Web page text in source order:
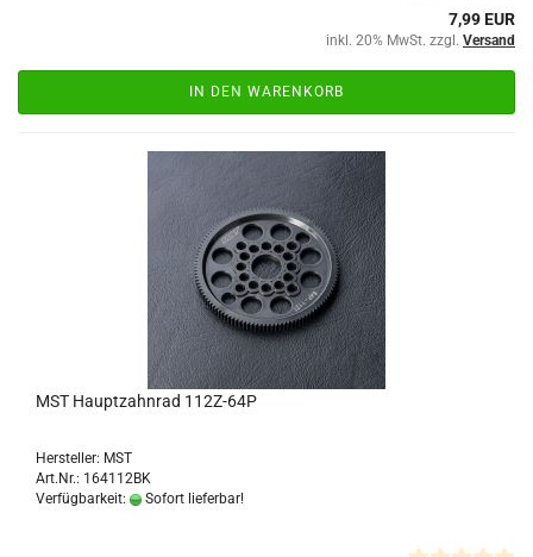
7,99 EUR
inkl. 20% MwSt. zzgl. Versand
IN DEN WARENKORB
MST Hauptzahnrad 112Z-64P
Hersteller: MST
Art.Nr.: 164112BK
Verfügbarkeit:
Sofort lieferbar!